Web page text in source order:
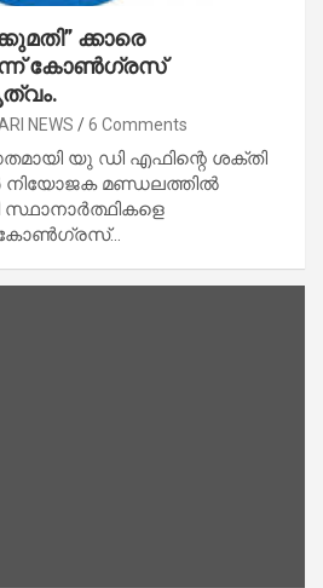
ക്കാരെ
കോൺഗ്രസ്‌
NEWS 6 Comments
യു ഡി എഫിന്റെ ശക്തി
നിയോജക മണ്ഡലത്തിൽ
കോൺഗ്രസ്‌…